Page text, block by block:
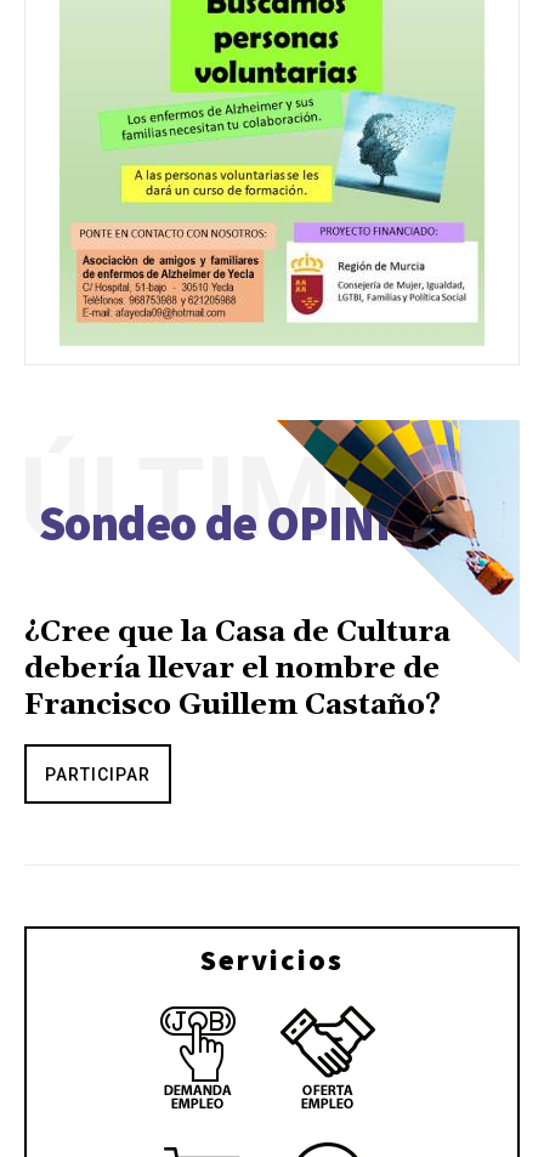
Sondeo de OPINIÓN
ÚLTIMO
¿Cree que la Casa de Cultura
debería llevar el nombre de
Francisco Guillem Castaño?
PARTICIPAR
Servicios